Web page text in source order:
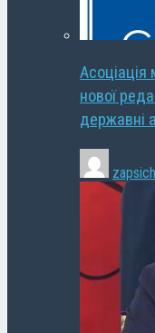
нової
державні
zapsich